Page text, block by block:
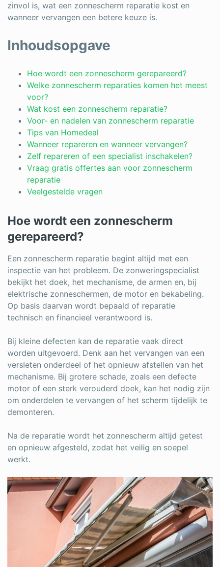
zinvol is, wat een zonnescherm reparatie kost en
wanneer vervangen een betere keuze is.
Inhoudsopgave
Hoe wordt een zonnescherm gerepareerd?
Welke zonnescherm reparaties komen het meest
voor?
Wat kost een zonnescherm reparatie?
Voor- en nadelen van zonnescherm reparatie
Tips van Homedeal
Wanneer repareren en wanneer vervangen?
Zelf repareren of een specialist inschakelen?
Vraag gratis offertes aan voor zonnescherm
reparatie
Veelgestelde vragen
Hoe wordt een zonnescherm
gerepareerd?
Een zonnescherm reparatie begint altijd met een
inspectie van het probleem. De zonweringspecialist
bekijkt het doek, het mechanisme, de armen en, bij
elektrische zonneschermen, de motor en bekabeling.
Op basis daarvan wordt bepaald of reparatie
technisch en financieel verantwoord is.
Bij kleine defecten kan de reparatie vaak direct
worden uitgevoerd. Denk aan het vervangen van een
versleten onderdeel of het opnieuw afstellen van het
mechanisme. Bij grotere schade, zoals een defecte
motor of een sterk verouderd doek, kan het nodig zijn
om onderdelen te vervangen of het scherm tijdelijk te
demonteren.
Na de reparatie wordt het zonnescherm altijd getest
en opnieuw afgesteld, zodat het veilig en soepel
werkt.